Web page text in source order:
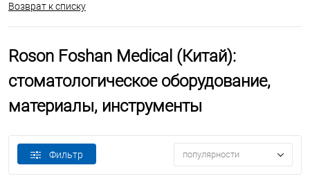
Возврат к списку
Roson Foshan Medical (Китай):
стоматологическое оборудование,
материалы, инструменты
Фильтр популярности